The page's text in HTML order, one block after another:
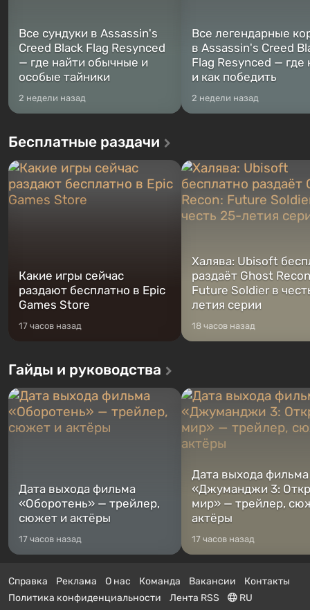
Все сундуки в Assassin's
Creed Black Flag Resynced
— где найти обычные и
особые тайники
2 недели назад
Все легендарные
в Assassin's Creed
Flag Resynced — где
и как победить
2 недели назад
Бесплатные раздачи
Какие игры сейчас
раздают бесплатно в Epic
Games Store
17 часов назад
Халява: Ubisoft
раздаёт Ghost
Future Soldier в
летия серии
18 часов назад
Гайды и руководства
Дата выхода фильма
«Оборотень» — трейлер,
сюжет и актёры
17 часов назад
Дата выхода фильма
«Джуманджи 3:
мир» — трейлер,
актёры
17 часов назад
Справка Реклама О нас Команда Вакансии
Контакты
Политика конфиденциальности
Лента RSS RU